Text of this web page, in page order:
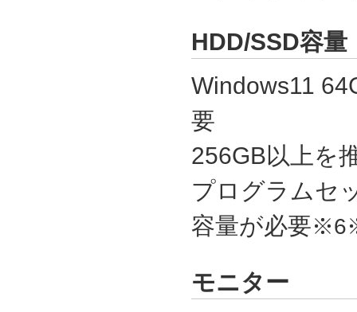
HDD/SSD容量
Windows11
要
256GB以上を
プログラムセ
容量が必要
モニター